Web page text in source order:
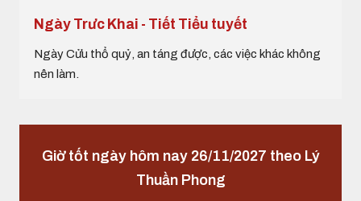
Ngày Trưc Khai - Tiết Tiểu tuyết
Ngày Cửu thổ quỷ, an táng được, các việc khác không
nên làm.
Giờ tốt ngày hôm nay 26/11/2027 theo Lý
Thuần Phong